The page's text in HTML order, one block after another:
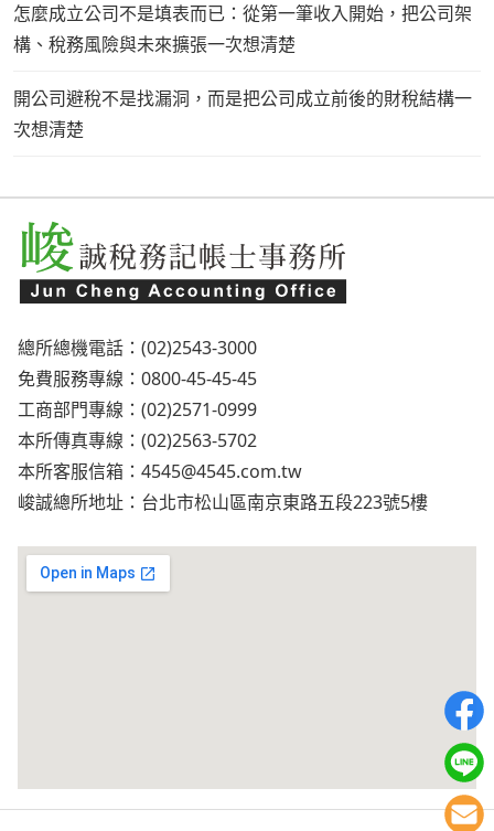
怎麼成立公司不是填表而已：從第一筆收入開始，把公司架
構、稅務風險與未來擴張一次想清楚
開公司避稅不是找漏洞，而是把公司成立前後的財稅結構一
次想清楚
總所總機電話：(02)2543-3000
免費服務專線：0800-45-45-45
工商部門專線：(02)2571-0999
本所傳真專線：(02)2563-5702
本所客服信箱： 4545@4545.com.tw
峻誠總所地址：台北市松山區南京東路五段223號5樓